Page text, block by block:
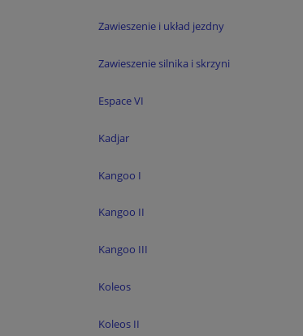
Zawieszenie i układ jezdny
Zawieszenie silnika i skrzyni
Espace VI
Kadjar
Kangoo I
Kangoo II
Kangoo III
Koleos
Koleos II